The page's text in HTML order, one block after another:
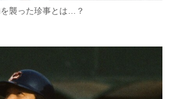
襲った珍事とは…？